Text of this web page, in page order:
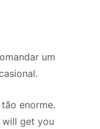
um
enorme.
will get you